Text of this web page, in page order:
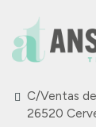
C/Ventas
26520